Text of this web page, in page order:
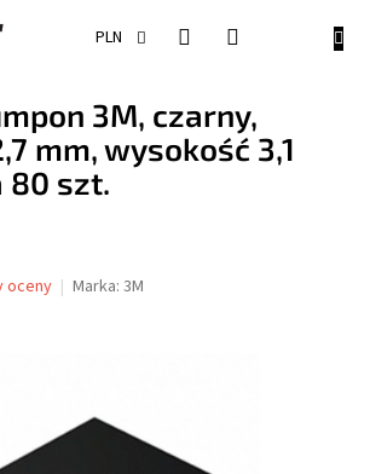
PLN
3M, czarny,
mm, wysokość 3,1
80 szt.
oceny Marka: 3M